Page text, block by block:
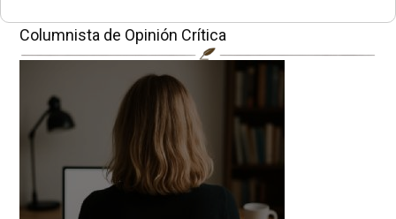
Columnista de Opinión Crítica